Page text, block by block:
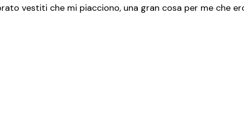
vestiti che mi piacciono, una gran cosa per me che